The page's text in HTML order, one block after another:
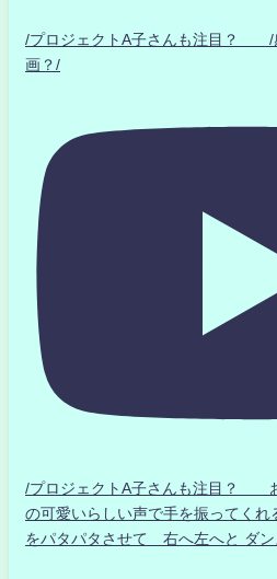
/プロジェクトA子さんも注目？ /
画？/
/プロジェクトA子さんも注目？
の可愛いらしい声で手を振ってく
をパタパタさせて 右へ左へと ダン